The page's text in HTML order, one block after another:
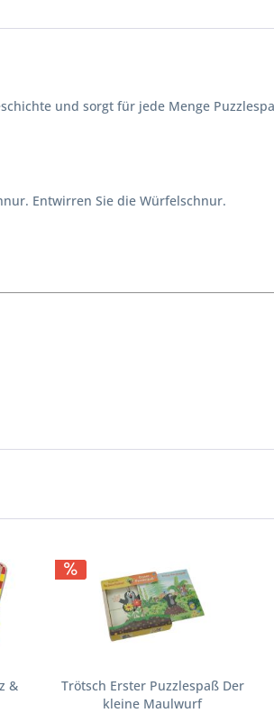
und sorgt für jede Menge
Entwirren Sie die Würfelschnur.
&
Trötsch Erster Puzzlespaß Der
kleine Maulwurf